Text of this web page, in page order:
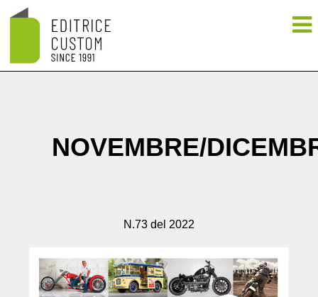
NOVEMBRE/
N.73 del 2022